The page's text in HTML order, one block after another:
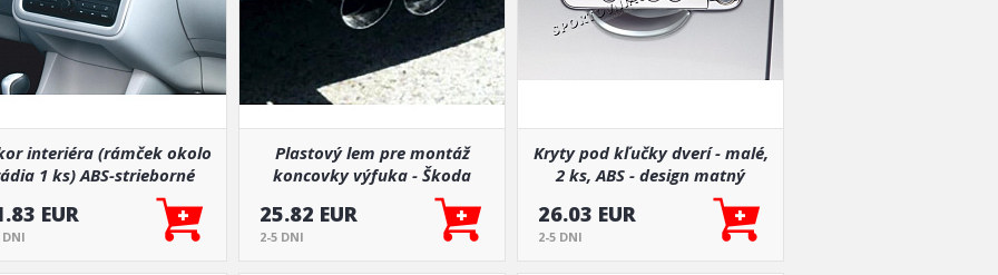
interiéra (rámček okolo
1 ks) ABS-strieborné
Roomster, Fabia II
EUR
DNI
Plastový lem pre montáž
koncovky výfuka - Škoda
Fabia II Limousine
25.82 EUR
2-5 DNI
Kryty pod kľučky dverí - malé,
2 ks, ABS - design matný
chróm, Roomster, Citigo
26.03 EUR
2-5 DNI